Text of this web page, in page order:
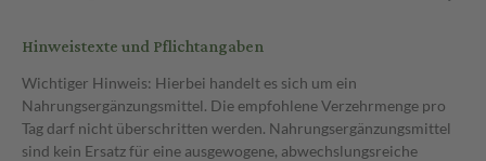
Hinweistexte und Pflichtangaben
Wichtiger Hinweis: Hierbei handelt es sich um ein
Nahrungsergänzungsmittel. Die empfohlene Verzehrmenge pro
Tag darf nicht überschritten werden. Nahrungsergänzungsmittel
sind kein Ersatz für eine ausgewogene, abwechslungsreiche